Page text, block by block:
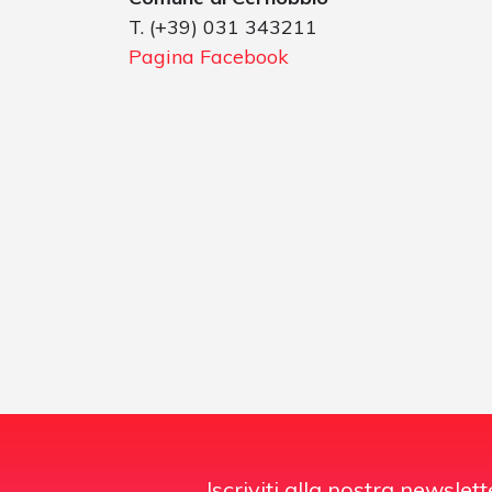
T. (+39) 031 343211
Pagina Facebook